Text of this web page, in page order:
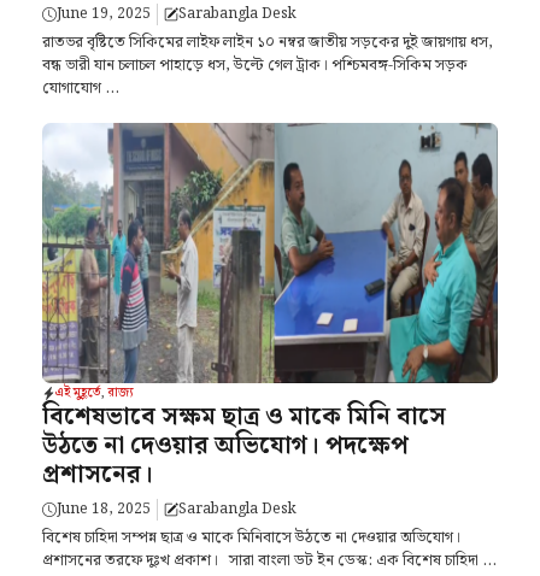
June 19, 2025 Sarabangla Desk
রাতভর বৃষ্টিতে সিকিমের লাইফ লাইন ১০ নম্বর জাতীয় সড়কের দুই জায়গায় ধস,
বন্ধ ভারী যান চলাচল পাহাড়ে ধস, উল্টে গেল ট্রাক। পশ্চিমবঙ্গ-সিকিম সড়ক
যোগাযোগ ...
এই মুহূর্তে,রাজ্য
বিশেষভাবে সক্ষম ছাত্র ও মাকে মিনি বাসে
উঠতে না দেওয়ার অভিযোগ। পদক্ষেপ
প্রশাসনের।
June 18, 2025 Sarabangla Desk
বিশেষ চাহিদা সম্পন্ন ছাত্র ও মাকে মিনিবাসে উঠতে না দেওয়ার অভিযোগ।
প্রশাসনের তরফে দুঃখ প্রকাশ। সারা বাংলা ডট ইন ডেস্ক: এক বিশেষ চাহিদা ...